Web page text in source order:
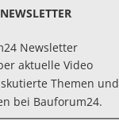
Newsletter
aktuelle Video
Themen und
bei Bauforum24.